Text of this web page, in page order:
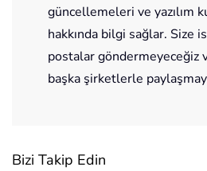
güncellemeleri ve yazılım
hakkında bilgi sağlar. Size
postalar göndermeyeceğiz
başka şirketlerle
Bizi Takip Edin